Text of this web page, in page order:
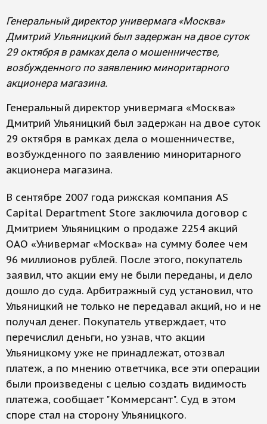
Генеральный директор универмага «Москва»
Дмитрий Ульяницкий был задержан на двое суток
29 октября в рамках дела о мошенничестве,
возбужденного по заявлению миноритарного
акционера магазина.
Генеральный директор универмага «Москва»
Дмитрий Ульяницкий был задержан на двое суток
29 октября в рамках дела о мошенничестве,
возбужденного по заявлению миноритарного
акционера магазина.
В сентябре 2007 года рижская компания AS
Capital Department Store заключила договор с
Дмитрием Ульяницким о продаже 2254 акций
ОАО «Универмаг «Москва» на сумму более чем
96 миллионов рублей. После этого, покупатель
заявил, что акции ему не были переданы, и дело
дошло до суда. Арбитражный суд установил, что
Ульяницкий не только не передавал акций, но и не
получал денег. Покупатель утверждает, что
перечислил деньги, но узнав, что акции
Ульяницкому уже не принадлежат, отозвал
платеж, а по мнению ответчика, все эти операции
были произведены с целью создать видимость
платежа, сообщает "Коммерсант". Суд в этом
споре стал на сторону Ульяницкого.